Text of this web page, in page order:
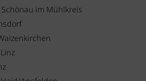
im Mühlkreis